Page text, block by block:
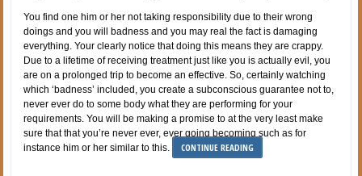
You find one him or her not taking responsibility due to their wrong
doings and you will badness and you may real the fact is damaging
everything. Your clearly notice that doing this means they are crappy.
Due to a lifetime of receiving treatment just like you is actually evil, you
are on a prolonged trip to become an effective. So, certainly watching
which ‘badness’ included, you create a subconscious guarantee not to,
never ever do to some body what they are performing for your
requirements. You will be making a promise to at the very least make
sure that that you’re never ever, ever going becoming such as for
instance him or her similar to this.
CONTINUE READING